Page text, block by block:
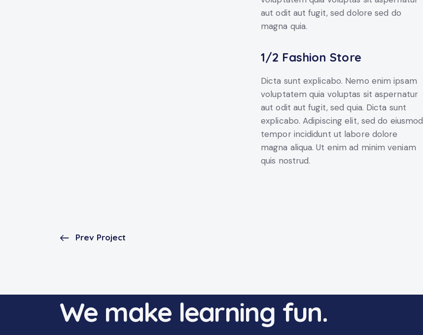
aut odit aut fugit, sed dolore sed do
magna quia.
1/2 Fashion Store
Dicta sunt explicabo. Nemo enim ipsam
voluptatem quia voluptas sit aspernatur
aut odit aut fugit, sed quia. Dicta sunt
explicabo. Adipiscing elit, sed do eiusmod
tempor incididunt ut labore dolore
magna aliqua. Ut enim ad minim veniam
quis nostrud.
Prev Project
We make learning fun.